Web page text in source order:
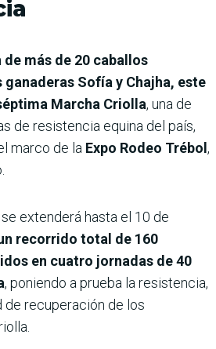
más de 20 caballos
Sofía y Chajha, este
Marcha Criolla, una de
de resistencia equina del país,
marco de la Expo Rodeo Trébol ,
extenderá hasta el 10 de
recorrido total de 160
en cuatro jornadas de 40
, poniendo a prueba la resistencia,
recuperación de los